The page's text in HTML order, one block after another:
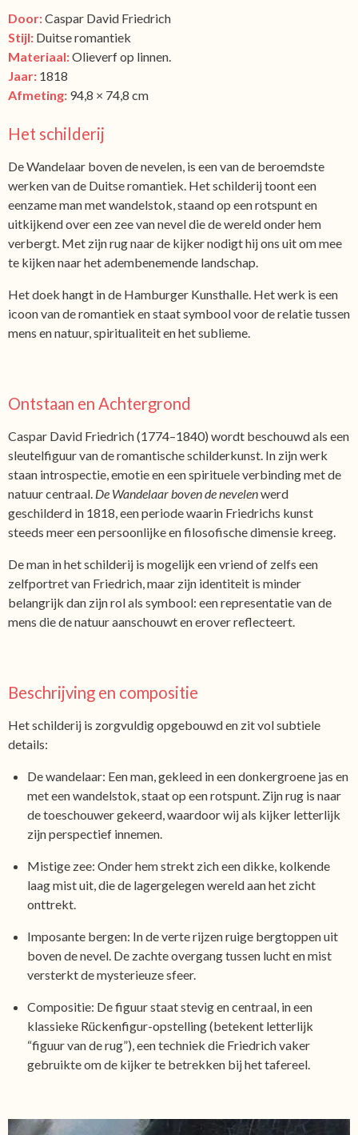
Door:Caspar David Friedrich
Stijl: Duitse romantiek
Materiaal:Olieverf op linnen.
Jaar: 1818
Afmeting: 94,8 × 74,8 cm
Het schilderij
De Wandelaar boven de nevelen, is een van de beroemdste
werken van de Duitse romantiek. Het schilderij toont een
eenzame man met wandelstok, staand op een rotspunt en
uitkijkend over een zee van nevel die de wereld onder hem
verbergt. Met zijn rug naar de kijker nodigt hij ons uit om mee
te kijken naar het adembenemende landschap.
Het doek hangt in de Hamburger Kunsthalle. Het werk is een
icoon van de romantiek en staat symbool voor de relatie tussen
mens en natuur, spiritualiteit en het sublieme.
Ontstaan en Achtergrond
Caspar David Friedrich (1774–1840) wordt beschouwd als een
sleutelfiguur van de romantische schilderkunst. In zijn werk
staan introspectie, emotie en een spirituele verbinding met de
natuur centraal. De Wandelaar boven de nevelenwerd
geschilderd in 1818, een periode waarin Friedrichs kunst
steeds meer een persoonlijke en filosofische dimensie kreeg.
De man in het schilderij is mogelijk een vriend of zelfs een
zelfportret van Friedrich, maar zijn identiteit is minder
belangrijk dan zijn rol als symbool: een representatie van de
mens die de natuur aanschouwt en erover reflecteert.
Beschrijving en compositie
Het schilderij is zorgvuldig opgebouwd en zit vol subtiele
details:
De wandelaar: Een man, gekleed in een donkergroene jas en
met een wandelstok, staat op een rotspunt. Zijn rug is naar
de toeschouwer gekeerd, waardoor wij als kijker letterlijk
zijn perspectief innemen.
Mistige zee: Onder hem strekt zich een dikke, kolkende
laag mist uit, die de lagergelegen wereld aan het zicht
onttrekt.
Imposante bergen: In de verte rijzen ruige bergtoppen uit
boven de nevel. De zachte overgang tussen lucht en mist
versterkt de mysterieuze sfeer.
Compositie: De figuur staat stevig en centraal, in een
klassieke Rückenfigur-opstelling (betekent letterlijk
“figuur van de rug”), een techniek die Friedrich vaker
gebruikte om de kijker te betrekken bij het tafereel.